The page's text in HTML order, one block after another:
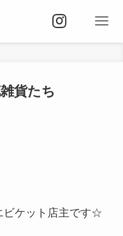
貨たち
ビケット店主です☆